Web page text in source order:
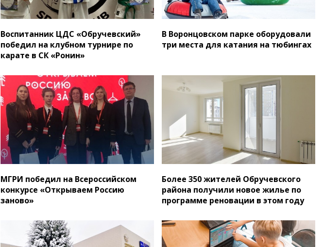
Воспитанник ЦДС «Обручевский»
победил на клубном турнире по
карате в СК «Ронин»
В Воронцовском парке оборудовали
три места для катания на тюбингах
МГРИ победил на Всероссийском
конкурсе «Открываем Россию
заново»
Более 350 жителей Обручевского
района получили новое жилье по
программе реновации в этом году